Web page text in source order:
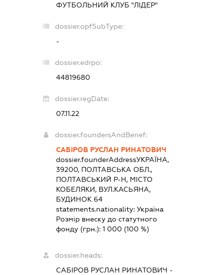
ФУТБОЛЬНИЙ КЛУБ "ЛІДЕР"
dossier.opfSubType:
-
dossier.edrpo:
44819680
dossier.regDate:
07.11.22
dossier.foundersAndBenef:
САБІРОВ РУСЛАН РИНАТОВИЧ
dossier.founderAddressУКРАЇНА,
39200, ПОЛТАВСЬКА ОБЛ.,
ПОЛТАВСЬКИЙ Р-Н, МІСТО
КОБЕЛЯКИ, ВУЛ.КАСЬЯНА,
БУДИНОК 64
statements.nationality: Україна
Розмір внеску до статутного
фонду (грн.): 1 000 (100 %)
dossier.heads:
САБІРОВ РУСЛАН РИНАТОВИЧ -